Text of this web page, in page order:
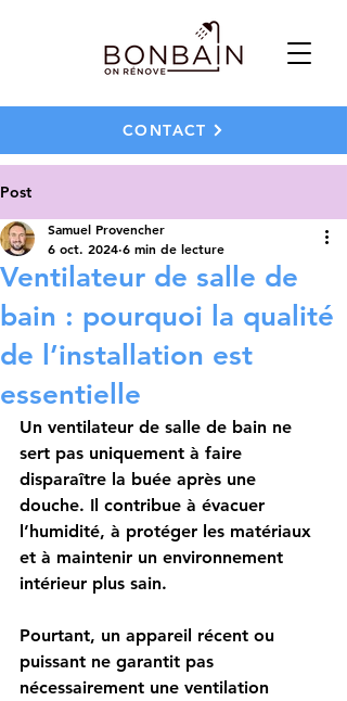
CONTACT
Post
Ventilateur de salle de
bain : pourquoi la qualité
de l’installation est
essentielle
Samuel Provencher
6 oct. 2024 6 min de lecture
Un ventilateur de salle de bain ne
sert pas uniquement à faire
disparaître la buée après une
douche. Il contribue à évacuer
l’humidité, à protéger les matériaux
et à maintenir un environnement
intérieur plus sain.
Pourtant, un appareil récent ou
puissant ne garantit pas
nécessairement une ventilation